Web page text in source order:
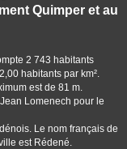
Quimper et au
2 743 habitants
habitants par km².
est de 81 m.
Lomenech pour le
Le nom français de
est Rédené.